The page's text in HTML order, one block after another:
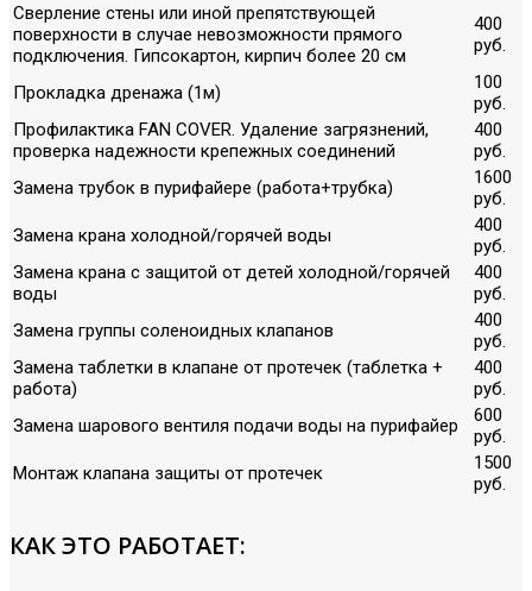
Сверление стены или иной препятствующей
поверхности в случае невозможности прямого
подключения. Гипсокартон, кирпич более 20 см
400
руб.
Прокладка дренажа (1м)
100
руб.
Профилактика FAN COVER. Удаление загрязнений,
проверка надежности крепежных соединений
400
руб.
Замена трубок в пурифайере (работа+трубка)
1600
руб.
Замена крана холодной/горячей воды
400
руб.
Замена крана с защитой от детей холодной/горячей
воды
400
руб.
Замена группы соленоидных клапанов
400
руб.
Замена таблетки в клапане от протечек (таблетка +
работа)
400
руб.
Замена шарового вентиля подачи воды на пурифайер
600
руб.
Монтаж клапана защиты от протечек
1500
руб.
КАК ЭТО РАБОТАЕТ: